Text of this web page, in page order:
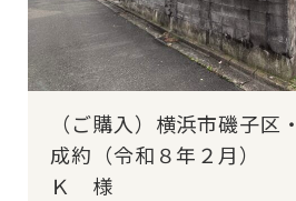
（ご購入）横浜市磯子区
成約（令和８年２
Ｋ 様